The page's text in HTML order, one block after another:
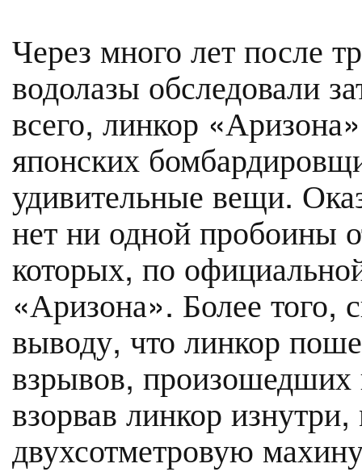
Через много лет после
водолазы обследовали
всего, линкор
японских
удивительные вещи.
нет ни одной пробоины
которых, по
«Аризона». Более того,
выводу, что линкор
взрывов, произошедших
взорвав линкор
двухсотметровую